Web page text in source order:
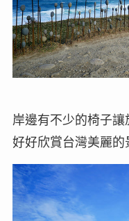
岸邊有不少的椅子讓
好好欣賞台灣美麗的